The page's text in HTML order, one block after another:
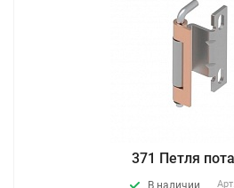
371 Петля
В наличии Арт.